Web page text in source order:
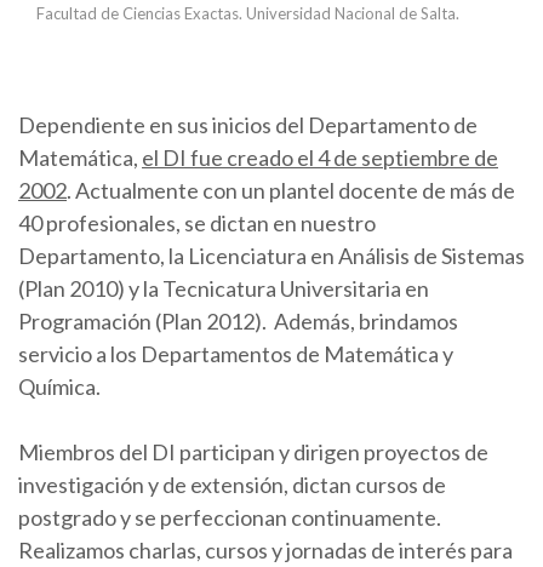
Facultad de Ciencias Exactas. Universidad Nacional de Salta.
Dependiente en sus inicios del Departamento de
Matemática, el DI fue creado el 4 de septiembre de
2002. Actualmente con un plantel docente de más de
40 profesionales, se dictan en nuestro
Departamento, la Licenciatura en Análisis de Sistemas
(Plan 2010) y la Tecnicatura Universitaria en
Programación (Plan 2012). Además, brindamos
servicio a los Departamentos de Matemática y
Química.
Miembros del DI participan y dirigen proyectos de
investigación y de extensión, dictan cursos de
postgrado y se perfeccionan continuamente.
Realizamos charlas, cursos y jornadas de interés para